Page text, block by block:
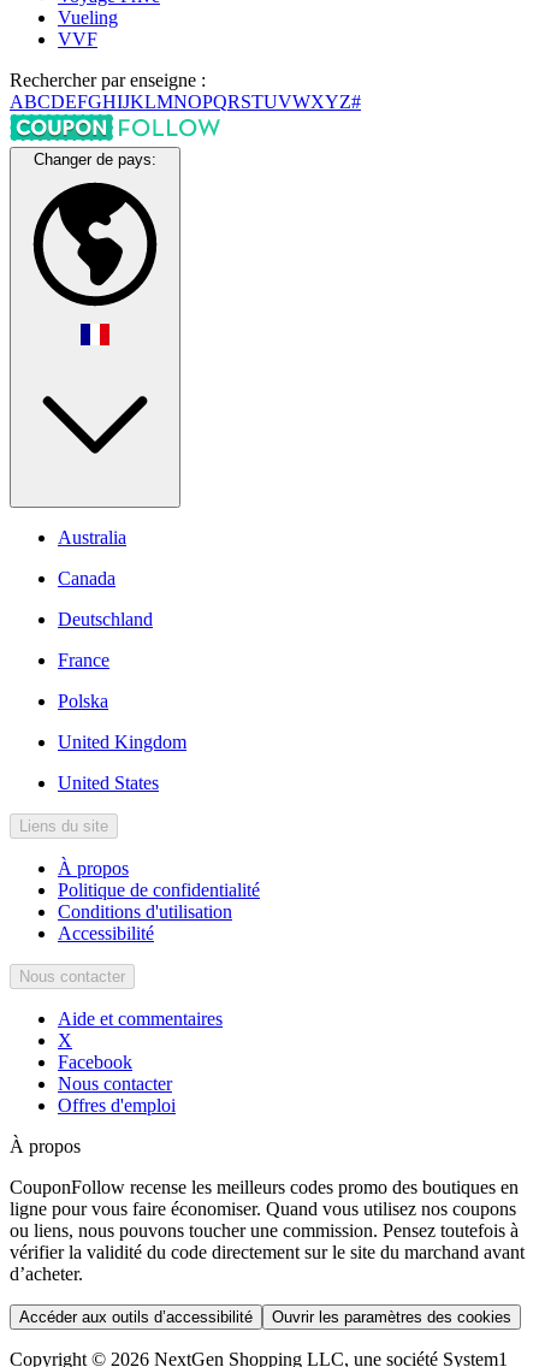
Vueling
VVF
Rechercher par enseigne :
ABCDEFGHIJKLMNOPQRSTUVWXYZ#
Changer de pays:
Australia
Canada
Deutschland
France
Polska
United Kingdom
United States
Liens du site
À propos
Politique de confidentialité
Conditions d'utilisation
Accessibilité
Nous contacter
Aide et commentaires
X
Facebook
Nous contacter
Offres d'emploi
À propos
CouponFollow recense les meilleurs codes promo des boutiques en
ligne pour vous faire économiser. Quand vous utilisez nos coupons
ou liens, nous pouvons toucher une commission. Pensez toutefois à
vérifier la validité du code directement sur le site du marchand avant
d’acheter.
Accéder aux outils d’accessibilité Ouvrir les paramètres des cookies
Copyright © 2026 NextGen Shopping LLC, une société System1